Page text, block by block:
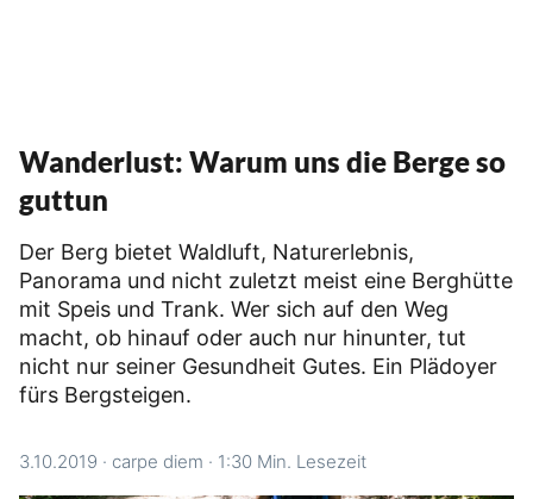
Wanderlust: Warum uns die Berge so
guttun
Der Berg bietet Waldluft, Naturerlebnis,
Panorama und nicht zuletzt meist eine Berghütte
mit Speis und Trank. Wer sich auf den Weg
macht, ob hinauf oder auch nur hinunter, tut
nicht nur seiner Gesundheit Gutes. Ein Plädoyer
fürs Bergsteigen.
3.10.2019 · carpe diem · 1:30 Min. Lesezeit